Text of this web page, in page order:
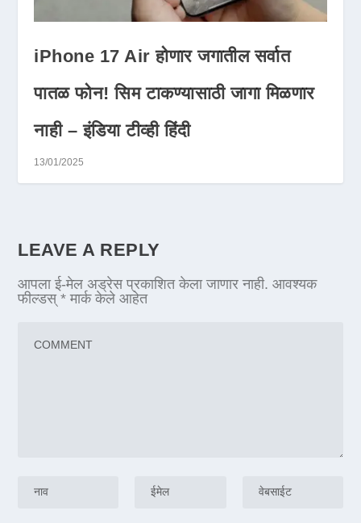
iPhone 17 Air होणार जगातील सर्वात
पातळ फोन! सिम टाकण्यासाठी जागा मिळणार
नाही – इंडिया टीव्ही हिंदी
13/01/2025
LEAVE A REPLY
आपला ई-मेल अड्रेस प्रकाशित केला जाणार नाही. आवश्यक
फील्डस्* मार्क केले आहेत